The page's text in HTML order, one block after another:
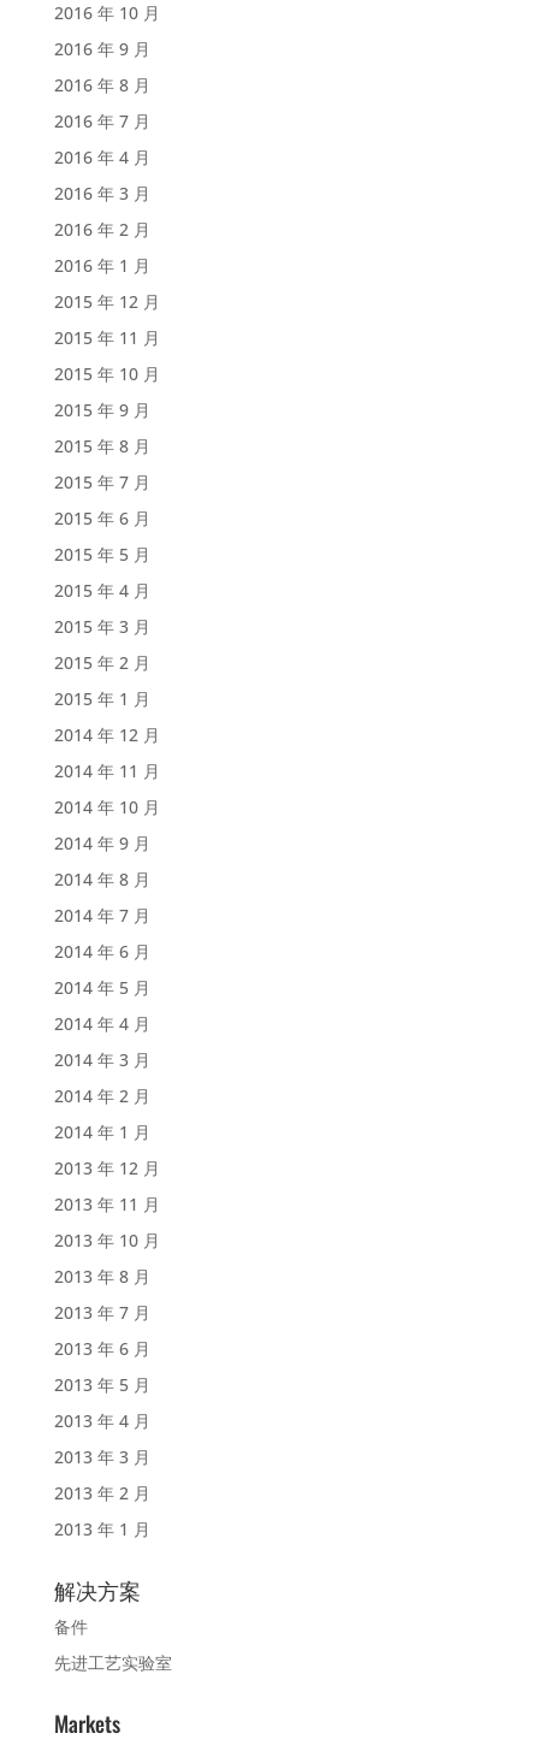
2016 年 10 月
2016 年 9 月
2016 年 8 月
2016 年 7 月
2016 年 4 月
2016 年 3 月
2016 年 2 月
2016 年 1 月
2015 年 12 月
2015 年 11 月
2015 年 10 月
2015 年 9 月
2015 年 8 月
2015 年 7 月
2015 年 6 月
2015 年 5 月
2015 年 4 月
2015 年 3 月
2015 年 2 月
2015 年 1 月
2014 年 12 月
2014 年 11 月
2014 年 10 月
2014 年 9 月
2014 年 8 月
2014 年 7 月
2014 年 6 月
2014 年 5 月
2014 年 4 月
2014 年 3 月
2014 年 2 月
2014 年 1 月
2013 年 12 月
2013 年 11 月
2013 年 10 月
2013 年 8 月
2013 年 7 月
2013 年 6 月
2013 年 5 月
2013 年 4 月
2013 年 3 月
2013 年 2 月
2013 年 1 月
解决方案
备件
先进工艺实验室
Markets